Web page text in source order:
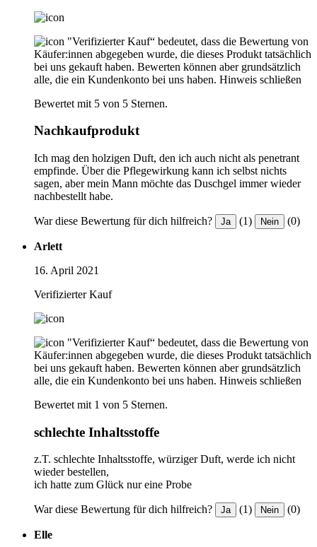
"Verifizierter Kauf“ bedeutet, dass die Bewertung von
Käufer:innen abgegeben wurde, die dieses Produkt tatsächlich
bei uns gekauft haben. Bewerten können aber grundsätzlich
alle, die ein Kundenkonto bei uns haben. Hinweis schließen
Bewertet mit 5 von 5 Sternen.
Nachkaufprodukt
Ich mag den holzigen Duft, den ich auch nicht als penetrant
empfinde. Über die Pflegewirkung kann ich selbst nichts
sagen, aber mein Mann möchte das Duschgel immer wieder
nachbestellt habe.
War diese Bewertung für dich hilfreich? Ja (1) Nein (0)
Arlett
16. April 2021
Verifizierter Kauf
"Verifizierter Kauf“ bedeutet, dass die Bewertung von
Käufer:innen abgegeben wurde, die dieses Produkt tatsächlich
bei uns gekauft haben. Bewerten können aber grundsätzlich
alle, die ein Kundenkonto bei uns haben. Hinweis schließen
Bewertet mit 1 von 5 Sternen.
schlechte Inhaltsstoffe
z.T. schlechte Inhaltsstoffe, würziger Duft, werde ich nicht
wieder bestellen,
ich hatte zum Glück nur eine Probe
War diese Bewertung für dich hilfreich? Ja (1) Nein (0)
Elle